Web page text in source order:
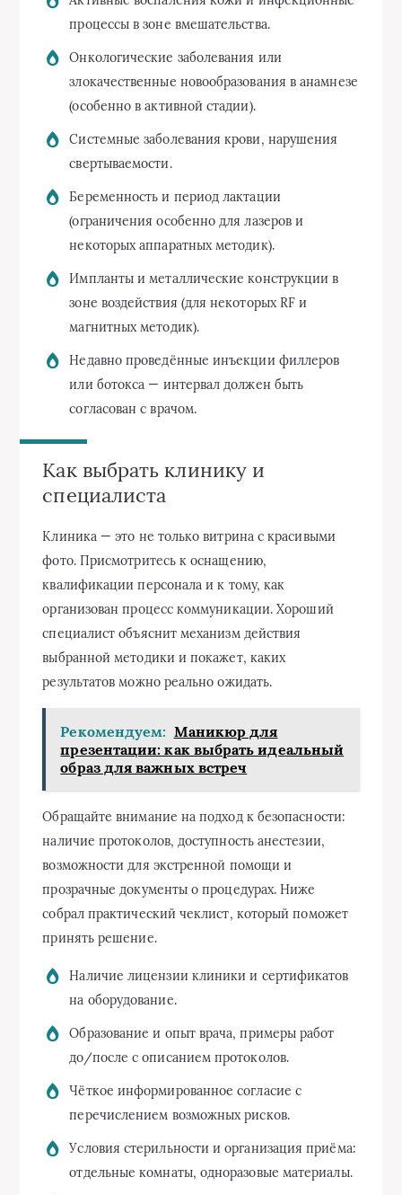
процессы в зоне вмешательства.
Онкологические заболевания или
злокачественные новообразования в анамнезе
(особенно в активной стадии).
Системные заболевания крови, нарушения
свертываемости.
Беременность и период лактации
(ограничения особенно для лазеров и
некоторых аппаратных методик).
Импланты и металлические конструкции в
зоне воздействия (для некоторых RF и
магнитных методик).
Недавно проведённые инъекции филлеров
или ботокса — интервал должен быть
согласован с врачом.
Как выбрать клинику и
специалиста
Клиника — это не только витрина с красивыми
фото. Присмотритесь к оснащению,
квалификации персонала и к тому, как
организован процесс коммуникации. Хороший
специалист объяснит механизм действия
выбранной методики и покажет, каких
результатов можно реально ожидать.
Рекомендуем: Маникюр для
презентации: как выбрать идеальный
образ для важных встреч
Обращайте внимание на подход к безопасности:
наличие протоколов, доступность анестезии,
возможности для экстренной помощи и
прозрачные документы о процедурах. Ниже
собрал практический чеклист, который поможет
принять решение.
Наличие лицензии клиники и сертификатов
на оборудование.
Образование и опыт врача, примеры работ
до/после с описанием протоколов.
Чёткое информированное согласие с
перечислением возможных рисков.
Условия стерильности и организация приёма:
отдельные комнаты, одноразовые материалы.